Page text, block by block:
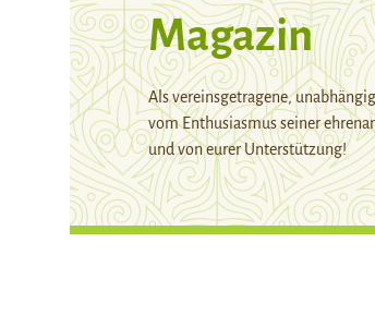
Magazin
Als vereinsgetragene,
vom Enthusiasmus seiner
und von eurer Unterstützung!